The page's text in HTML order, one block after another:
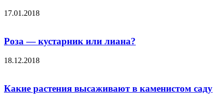
17.01.2018
Роза — кустарник или лиана?
18.12.2018
Какие растения высаживают в каменистом саду